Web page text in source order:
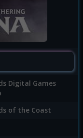
Digital Games
of the Coast